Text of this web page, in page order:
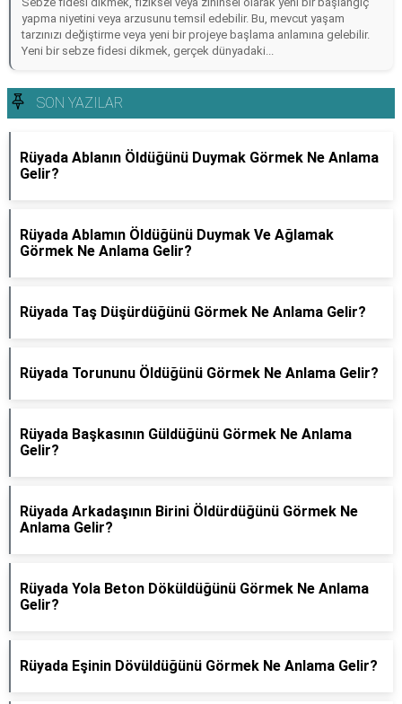
yapma niyetini veya arzusunu temsil edebilir. Bu, mevcut yaşam
tarzınızı değiştirme veya yeni bir projeye başlama anlamına gelebilir.
Yeni bir sebze fidesi dikmek, gerçek dünyadaki...
SON YAZILAR
Rüyada Ablanın Öldüğünü Duymak Görmek Ne Anlama
Gelir?
Rüyada Ablamın Öldüğünü Duymak Ve Ağlamak
Görmek Ne Anlama Gelir?
Rüyada Taş Düşürdüğünü Görmek Ne Anlama Gelir?
Rüyada Torununu Öldüğünü Görmek Ne Anlama Gelir?
Rüyada Başkasının Güldüğünü Görmek Ne Anlama
Gelir?
Rüyada Arkadaşının Birini Öldürdüğünü Görmek Ne
Anlama Gelir?
Rüyada Yola Beton Döküldüğünü Görmek Ne Anlama
Gelir?
Rüyada Eşinin Dövüldüğünü Görmek Ne Anlama Gelir?